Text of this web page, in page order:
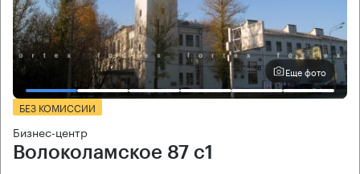
Еще фото
БЕЗ КОМИССИИ
Бизнес-центр
Волоколамское 87 с1